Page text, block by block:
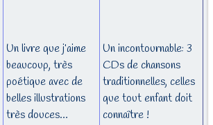
Un livre que j’aime
beaucoup, très
poétique avec de
belles illustrations
très douces…
Un incontournable: 3
CDs de chansons
traditionnelles, celles
que tout enfant doit
connaître !